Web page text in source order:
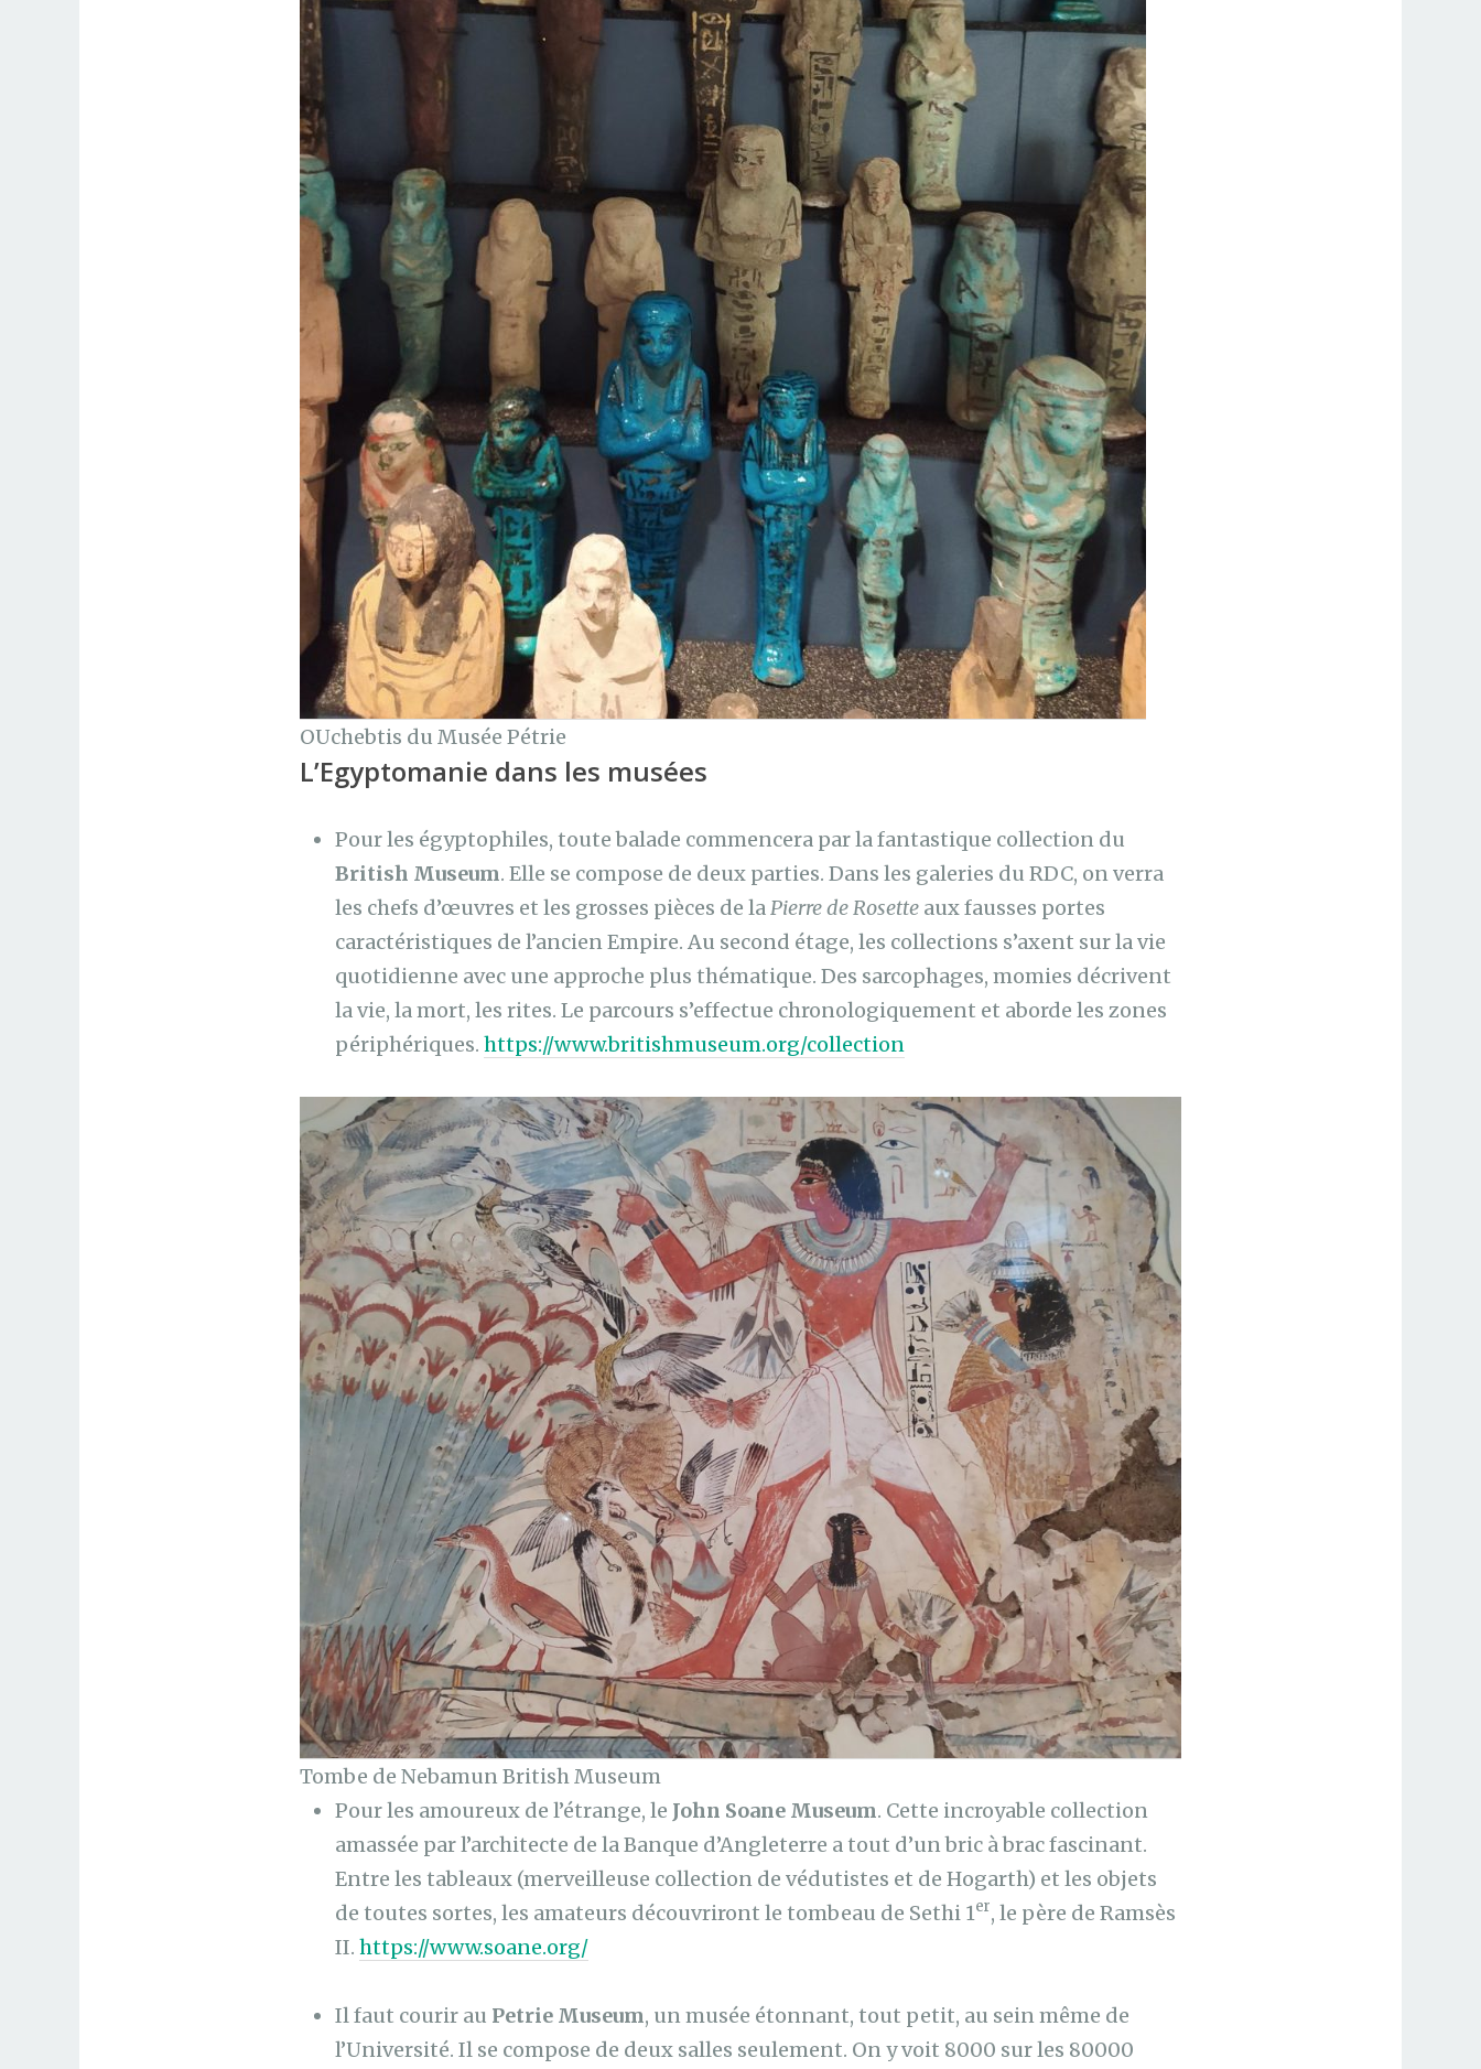
OUchebtis du Musée Pétrie
L’Egyptomanie dans les musées
Pour les égyptophiles, toute balade commencera par la fantastique collection du
British Museum. Elle se compose de deux parties. Dans les galeries du RDC, on verra
les chefs d’œuvres et les grosses pièces de laPierre de Rosette aux fausses portes
caractéristiques de l’ancien Empire. Au second étage, les collections s’axent sur la vie
quotidienne avec une approche plus thématique. Des sarcophages, momies décrivent
la vie, la mort, les rites. Le parcours s’effectue chronologiquement et aborde les zones
périphériques. https://www.britishmuseum.org/collection
Tombe de Nebamun British Museum
Pour les amoureux de l’étrange, le John Soane Museum. Cette incroyable collection
amassée par l’architecte de la Banque d’Angleterre a tout d’un bric à brac fascinant.
Entre les tableaux (merveilleuse collection de védutistes et de Hogarth) et les objets
de toutes sortes, les amateurs découvriront le tombeau de Sethi 1er, le père de Ramsès
II. https://www.soane.org/
Il faut courir au Petrie Museum, un musée étonnant, tout petit, au sein même de
l’Université. Il se compose de deux salles seulement. On y voit 8000 sur les 80000